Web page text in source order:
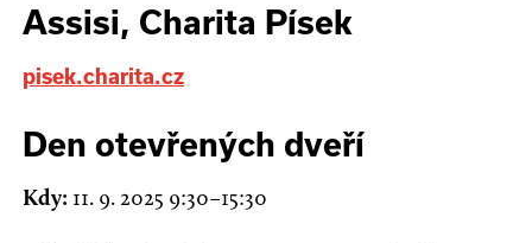
Assisi, Charita Písek
pisek.charita.cz
Den otevřených dveří
Kdy: 11. 9. 2025 9:30–15:30